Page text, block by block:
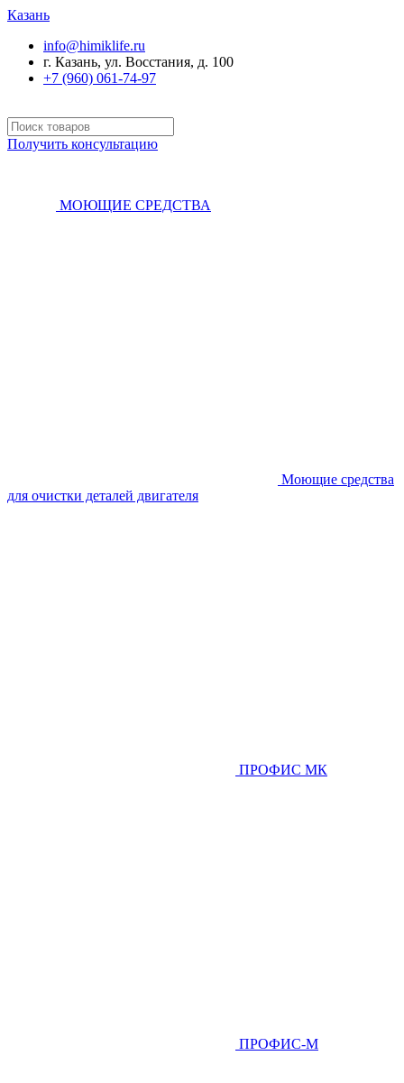
Казань
info@himiklife.ru
г. Казань, ул. Восстания, д. 100
+7 (960) 061-74-97
Получить консультацию
МОЮЩИЕ СРЕДСТВА
Моющие средства
для очистки деталей двигателя
ПРОФИС МК
ПРОФИС-М